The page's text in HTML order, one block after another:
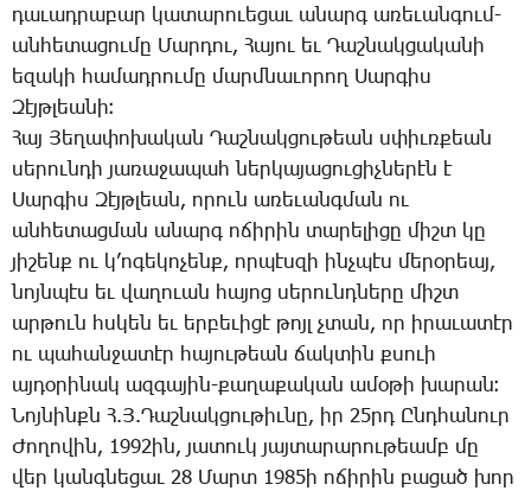
դա­ւադ­րա­բար կա­տա­րո­ւե­ցաւ ա­նարգ ա­ռե­ւան­գում-
ան­հե­տա­ցու­մը ­Մար­դու, ­Հա­յու եւ ­Դաշ­նակ­ցա­կա­նի
ե­զա­կի հա­մադ­րու­մը մարմ­նա­ւո­րող ­Սար­գիս
­Զէյթ­լեա­նի։
­Հայ ­Յե­ղա­փո­խա­կան ­Դաշ­նակ­ցու­թեան սփիւռ­քեան
սե­րուն­դի յառաջապահ ներ­կա­յա­ցու­ցիչ­նե­րէն է
­Սար­գիս ­Զէյթ­լեան, ո­րուն ա­ռե­ւանգ­ման ու
ան­հե­տաց­ման ա­նարգ ո­ճի­րին տա­րե­լի­ցը միշտ կը
յի­շենք ու կ­’ո­գե­կո­չենք, որ­պէս­զի ինչ­պէս մե­րօ­րեայ,
նոյն­պէս եւ վա­ղո­ւան հա­յոց սե­րունդ­նե­րը միշտ
ար­թուն հսկեն եւ եր­բե­ւի­ցէ թոյլ չտան, որ ի­րա­ւա­տէր
ու պա­հան­ջա­տէր հա­յու­թեան ճակ­տին քսո­ւի
այ­դօ­րի­նակ ազ­գա­յին-քա­ղա­քա­կան ա­մօ­թի խա­րան։
­Նոյ­նինքն Հ.Յ.­Դաշ­նակ­ցու­թիւ­նը, իր 25րդ Ընդ­հա­նուր
­Ժո­ղո­վին, 1992ին, յա­տուկ յայ­տա­րա­րու­թեամբ մը
վեր կանգ­նե­ցաւ 28 ­Մարտ 1985ի ո­ճի­րին բա­ցած խոր